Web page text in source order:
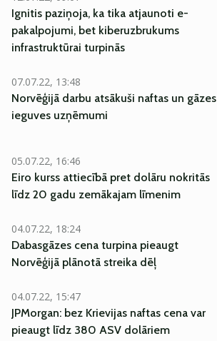
Ignitis paziņoja, ka tika atjaunoti e-
pakalpojumi, bet kiberuzbrukums
infrastruktūrai turpinās
07.07.22, 13:48
Norvēģijā darbu atsākuši naftas un gāzes
ieguves uzņēmumi
05.07.22, 16:46
Eiro kurss attiecībā pret dolāru nokritās
līdz 20 gadu zemākajam līmenim
04.07.22, 18:24
Dabasgāzes cena turpina pieaugt
Norvēģijā plānotā streika dēļ
04.07.22, 15:47
JPMorgan: bez Krievijas naftas cena var
pieaugt līdz 380 ASV dolāriem